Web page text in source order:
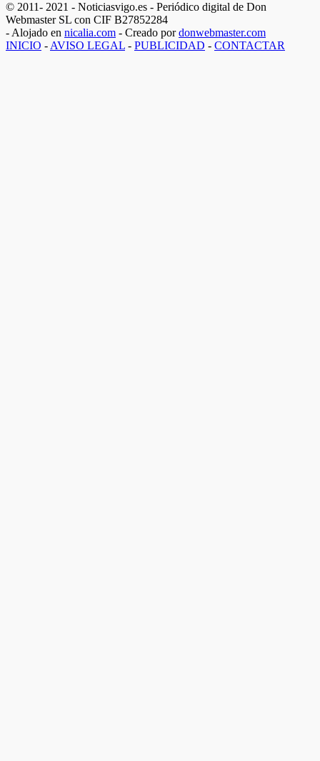
© 2011- 2021 - Noticiasvigo.es - Periódico digital de Don
Webmaster SL con CIF B27852284
- Alojado en nicalia.com - Creado pordonwebmaster.com
INICIO - AVISO LEGAL - PUBLICIDAD - CONTACTAR